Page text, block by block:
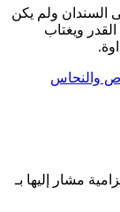
السندان ولم يكن
ويغتاب
والنحاس
مشار إليها بـ